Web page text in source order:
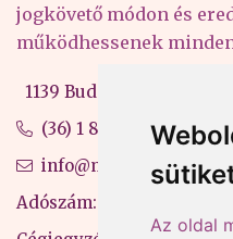
Az oldal
jogkövető módon és
működhessenek
1139 Budapest, Váci út 99-
(36) 1 880 76 00
info@mprx.hu
Adószám: 13598145-2-41